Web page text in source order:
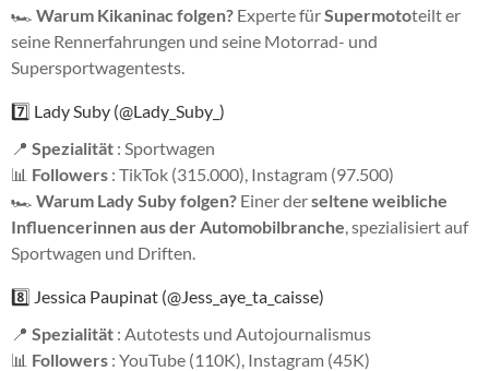
🏎 Warum Kikaninac folgen? Experte fürSupermototeilt er
seine Rennerfahrungen und seine Motorrad- und
Supersportwagentests.
7️⃣ Lady Suby (@Lady_Suby_)
📍 Spezialität : Sportwagen
📊 Followers : TikTok (315.000), Instagram (97.500)
🏎 Warum Lady Suby folgen? Einer derseltene weibliche
Influencerinnen aus der Automobilbranche , spezialisiert auf
Sportwagen und Driften.
8️⃣ Jessica Paupinat (@Jess_aye_ta_caisse)
📍 Spezialität : Autotests und Autojournalismus
📊 Followers : YouTube (110K), Instagram (45K)